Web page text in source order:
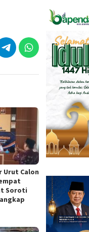
Urut Calon
Soroti